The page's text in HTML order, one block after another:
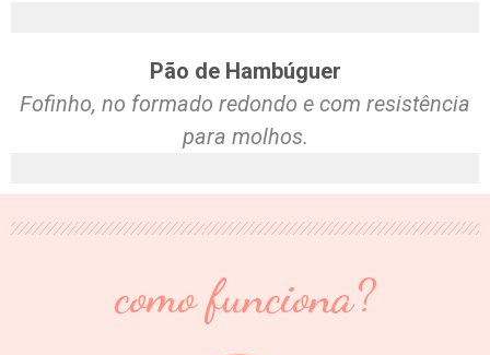
Pão de Hambúguer
Fofinho, no formado redondo e com resistência
para molhos.
como funciona?